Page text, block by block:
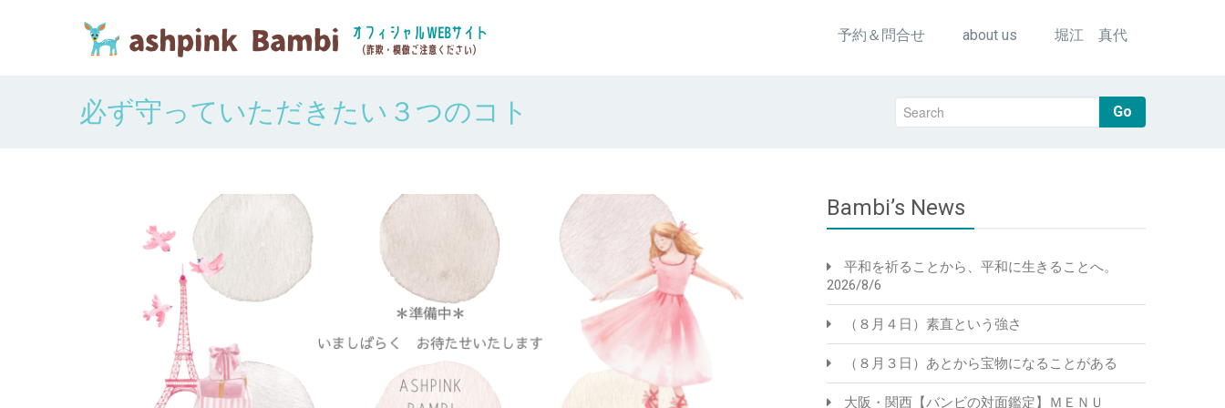
予約＆問合せ about us 堀江 真代
必ず守っていただきたい３つのコト Go
Bambi’s News
平和を祈ることから、平和に生きることへ。
2026/8/6
（８月４日）素直という強さ
（８月３日）あとから宝物になることがある
大阪・関西【バンビの対面鑑定】ＭＥＮＵ